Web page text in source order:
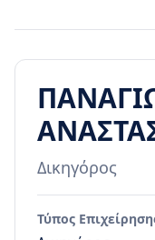
Δικηγόρος
Τύπος